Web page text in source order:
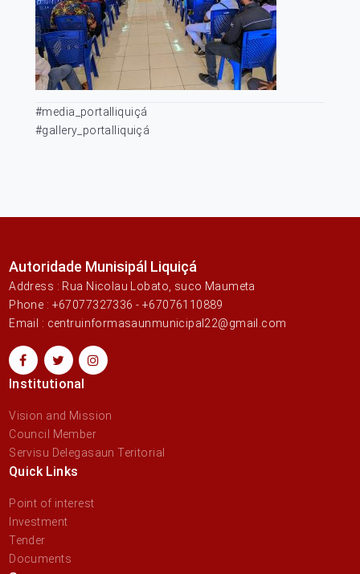
#media_portalliquiçá
#gallery_portalliquiçá
Autoridade Munisipál Liquiçá
Address : Rua Nicolau Lobato, suco Maumeta
Phone : +67077327336 - +67076110889
Email : centruinformasaunmunicipal22@gmail.com
Institutional
Vision and Mission
Council Member
Servisu Delegasaun Teritorial
Quick Links
Point of interest
Investment
Tender
Documents